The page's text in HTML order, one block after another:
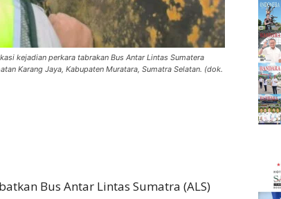
kejadian perkara tabrakan Bus Antar Lintas Sumatera
Karang Jaya, Kabupaten Muratara, Sumatra Selatan. (dok.
Bus Antar Lintas Sumatra (ALS)